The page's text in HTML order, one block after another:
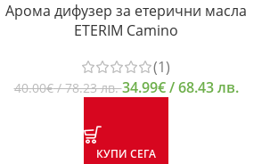
Арома дифузер за етерични масла
ETERIM Camino
(1)
40.00€/ 78.23 лв.34.99€/ 68.43 лв.
КУПИ СЕГА